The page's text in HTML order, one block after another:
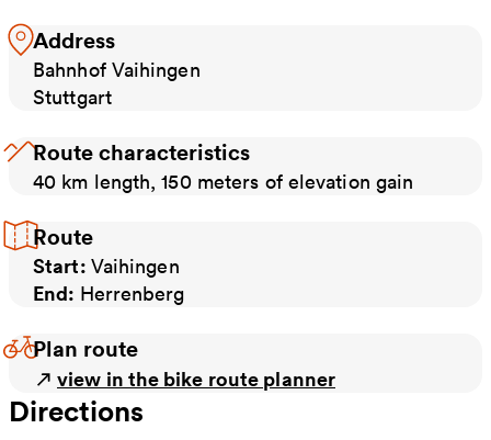
Address
Bahnhof Vaihingen
Stuttgart
Route characteristics
40 km length, 150 meters of elevation gain
Route
Start: Vaihingen
End: Herrenberg
Plan route
view in the bike route planner
Directions